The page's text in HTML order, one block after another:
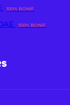
100% BONIF.
100% BONIF.